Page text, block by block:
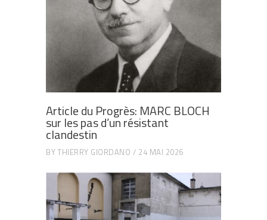
Article du Progrès: MARC BLOCH
sur les pas d’un résistant
clandestin
BYTHIERRY GIORDANO 24 MAI 2026